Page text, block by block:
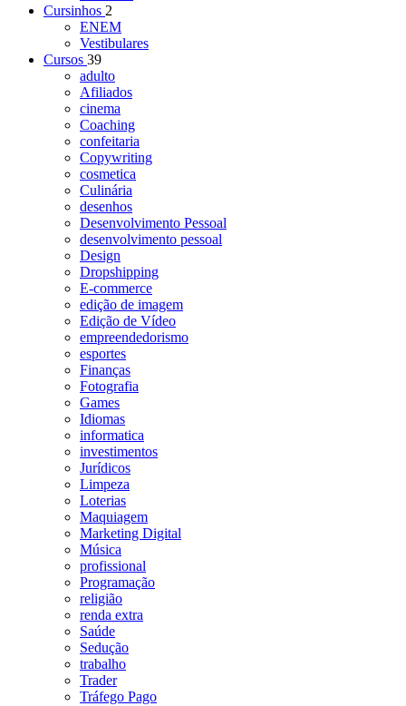
Cursinhos 2
ENEM
Vestibulares
Cursos 39
adulto
Afiliados
cinema
Coaching
confeitaria
Copywriting
cosmetica
Culinária
desenhos
Desenvolvimento Pessoal
desenvolvimento pessoal
Design
Dropshipping
E-commerce
edição de imagem
Edição de Vídeo
empreendedorismo
esportes
Finanças
Fotografia
Games
Idiomas
informatica
investimentos
Jurídicos
Limpeza
Loterias
Maquiagem
Marketing Digital
Música
profissional
Programação
religião
renda extra
Saúde
Sedução
trabalho
Trader
Tráfego Pago